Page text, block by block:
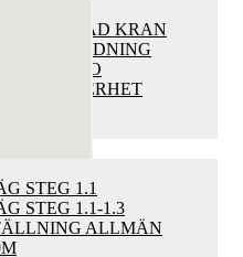
KRAN
LYFT – ISO
OCH SÄKERHET
STEG 1.1
STEG 1.1-1.3
ALLMÄN